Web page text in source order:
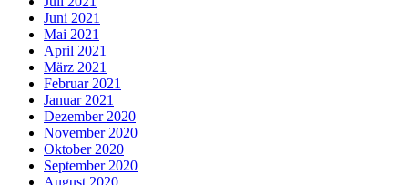
Juni 2021
Mai 2021
April 2021
März 2021
Februar 2021
Januar 2021
Dezember 2020
November 2020
Oktober 2020
September 2020
August 2020